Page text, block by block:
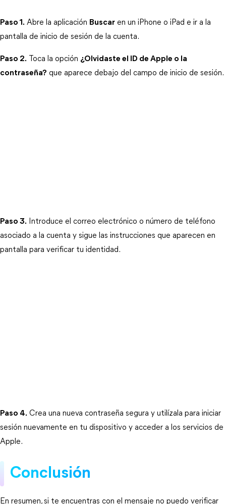
Paso 1. Abre la aplicación Buscar en un iPhone o iPad e ir a la
pantalla de inicio de sesión de la cuenta.
Paso 2. Toca la opción ¿Olvidaste el ID de Apple o la
contraseña? que aparece debajo del campo de inicio de sesión.
Paso 3. Introduce el correo electrónico o número de teléfono
asociado a la cuenta y sigue las instrucciones que aparecen en
pantalla para verificar tu identidad.
Paso 4. Crea una nueva contraseña segura y utilízala para iniciar
sesión nuevamente en tu dispositivo y acceder a los servicios de
Apple.
Conclusión
En resumen, si te encuentras con el mensaje no puedo verificar